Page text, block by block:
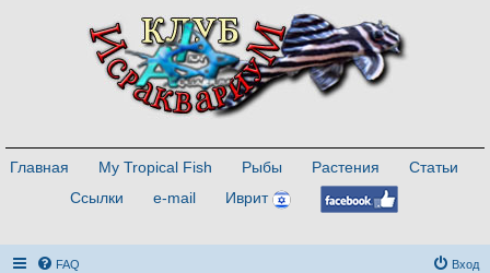
Главная My Tropical Fish Рыбы Растения
Статьи
Ссылки
e-mail Иврит
FAQ Вход